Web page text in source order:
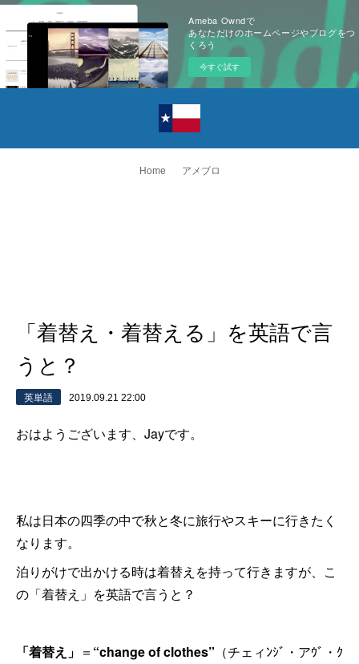
Ameba Owndで
あなただけのホームページやブログをつ
くろう
今すぐ試す
Home アメブロ
「着替え・着替える」を英語で言
うと？
英単語 2019.09.21 22:00
おはようございます、Jayです。
私は日本の四季の中で秋と冬に旅行やスキーに行きたく
なります。
泊りがけで出かける時は着替えを持って行きますが、こ
の「着替え」を英語で言うと？
「着替え」 ＝ “change of clothes” （チェィﾝｼﾞ・アｳﾞ・ｸ